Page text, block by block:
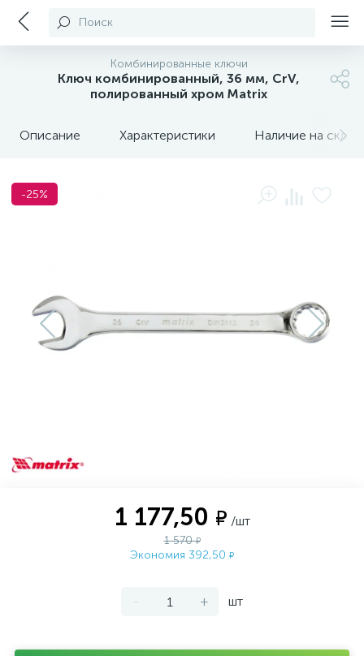
Поиск
Комбинированные ключи
Ключ комбинированный, 36 мм, CrV,
полированный хром Matrix
Описание Характеристики Наличие на
-25%
1 177,50 ₽ /шт
1 570₽
Экономия 392,50 ₽
- + шт